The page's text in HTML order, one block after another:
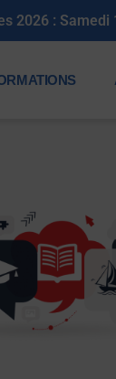
2026 : Samedi